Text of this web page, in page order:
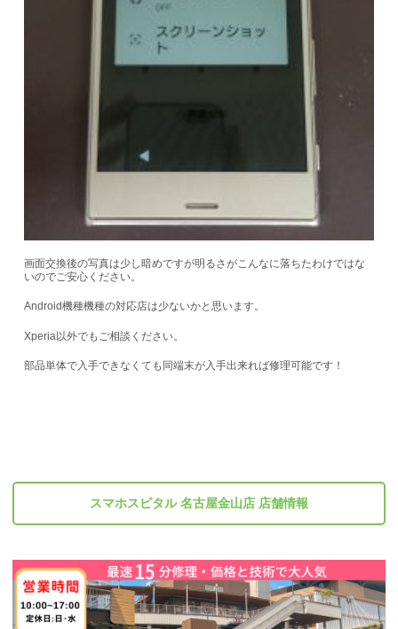
画面交換後の写真は少し暗めですが明るさがこんなに落ちたわけではな
いのでご安心ください。
Android機種機種の対応店は少ないかと思います。
Xperia以外でもご相談ください。
部品単体で入手できなくても同端末が入手出来れば修理可能です！
スマホスピタル 名古屋金山店 店舗情報